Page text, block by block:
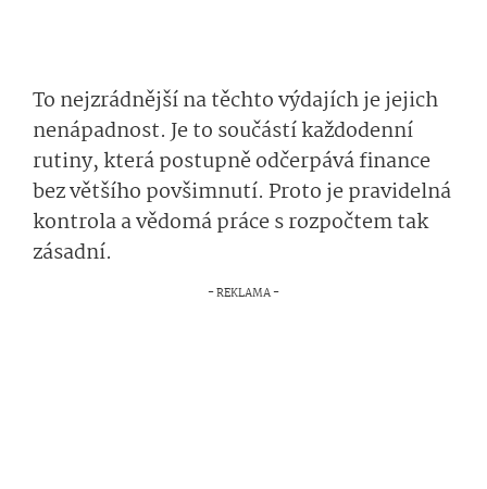
To nejzrádnější na těchto výdajích je jejich
nenápadnost. Je to součástí každodenní
rutiny, která postupně odčerpává finance
bez většího povšimnutí. Proto je pravidelná
kontrola a vědomá práce s rozpočtem tak
zásadní.